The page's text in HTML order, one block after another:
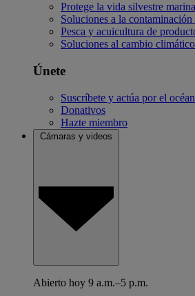
Protege la vida silvestre marina
Soluciones a la
Pesca y acuicultura de
Soluciones al cambio climático
Únete
Suscríbete y actúa por el
Donativos
Hazte miembro
Cámaras y videos
Abierto hoy 9 a.m.–5 p.m.